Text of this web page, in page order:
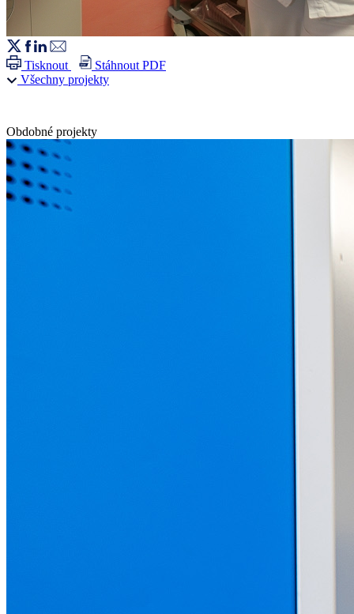
Tisknout
Stáhnout PDF
Všechny projekty
Obdobné projekty